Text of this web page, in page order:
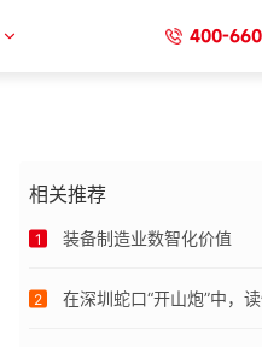
400-
相关推荐
1 装备制造业数智化价值
2 在深圳蛇口“开山炮”中，读懂“工